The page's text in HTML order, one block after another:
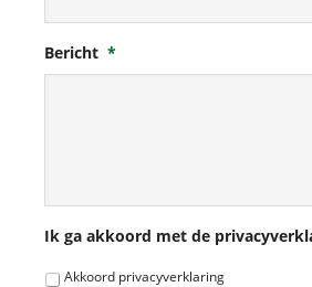
Bericht *
Ik ga akkoord met de
Akkoord privacyverklaring